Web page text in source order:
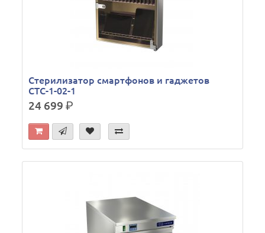
Стерилизатор смартфонов и гаджетов
СТС-1-02-1
24 699р.